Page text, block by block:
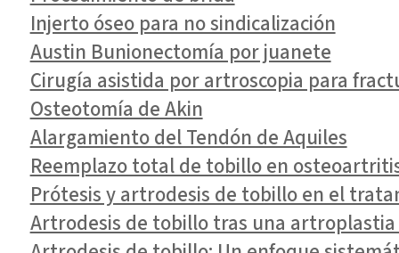
Injerto óseo para no sindicalización
Austin Bunionectomía por juanete
Cirugía asistida por artroscopia para
Osteotomía de Akin
Alargamiento del Tendón de Aquiles
Reemplazo total de tobillo en
Prótesis y artrodesis de tobillo en el
Artrodesis de tobillo tras una